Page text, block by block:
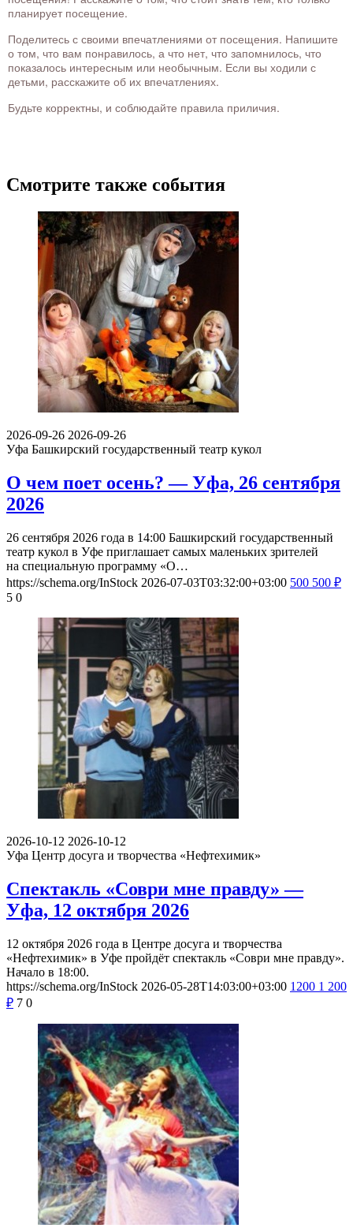
планирует посещение.
Поделитесь с своими впечатлениями от посещения. Напишите
о том, что вам понравилось, а что нет, что запомнилось, что
показалось интересным или необычным. Если вы ходили с
детьми, расскажите об их впечатлениях.
Будьте корректны, и соблюдайте правила приличия.
Смотрите также события
2026-09-26 2026-09-26
Уфа Башкирский государственный театр кукол
О чем поет осень? — Уфа, 26 сентября
2026
26 сентября 2026 года в 14:00 Башкирский государственный
театр кукол в Уфе приглашает самых маленьких зрителей
на специальную программу «О…
https://schema.org/InStock 2026-07-03T03:32:00+03:00 500 500 ₽
5 0
2026-10-12 2026-10-12
Уфа Центр досуга и творчества «Нефтехимик»
Спектакль «Соври мне правду» —
Уфа, 12 октября 2026
12 октября 2026 года в Центре досуга и творчества
«Нефтехимик» в Уфе пройдёт спектакль «Соври мне правду».
Начало в 18:00.
https://schema.org/InStock 2026-05-28T14:03:00+03:00 1200 1 200
₽ 7 0